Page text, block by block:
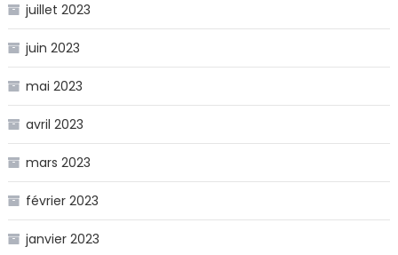
juillet 2023
juin 2023
mai 2023
avril 2023
mars 2023
février 2023
janvier 2023